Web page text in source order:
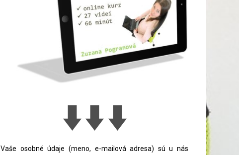
Vaše osobné údaje (meno, e-mailová adresa) sú u nás